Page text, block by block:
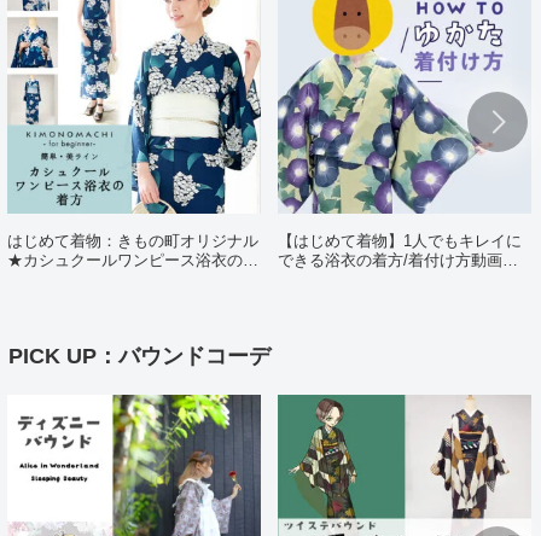
はじめて着物：きもの町オリジナル
★カシュクールワンピース浴衣の着
【はじめて着物】1人でもキレイに
できる浴衣の着方/着付け方動画ポ
PICK UP：バウンドコーデ